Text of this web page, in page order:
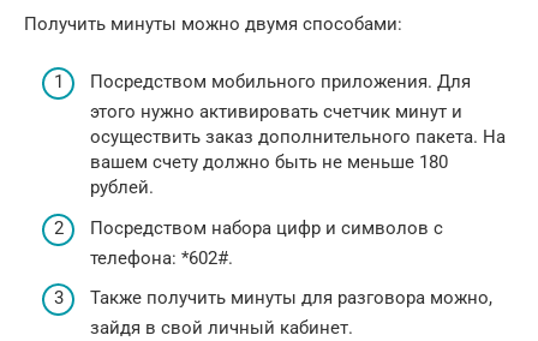
Получить минуты можно двумя способами:
Посредством мобильного приложения. Для
этого нужно активировать счетчик минут и
осуществить заказ дополнительного пакета. На
вашем счету должно быть не меньше 180
рублей.
Посредством набора цифр и символов с
телефона: *602#.
Также получить минуты для разговора можно,
зайдя в свой личный кабинет.